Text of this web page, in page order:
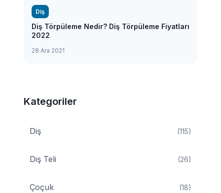
Diş
Diş Törpüleme Nedir? Diş Törpüleme Fiyatları
2022
28 Ara 2021
Kategoriler
Diş (115)
Diş Teli (26)
Çoçuk (18)